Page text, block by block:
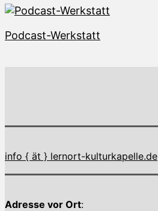
Podcast-Werkstatt
info { ät } lernort-kulturkapelle.de
Adresse vor Ort: